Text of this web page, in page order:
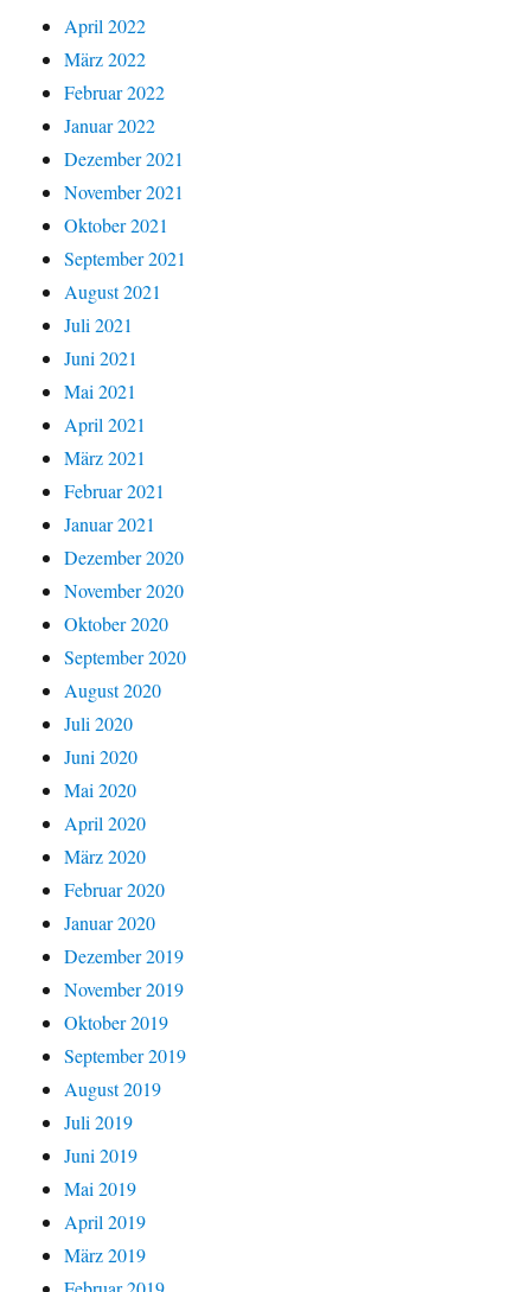
April 2022
März 2022
Februar 2022
Januar 2022
Dezember 2021
November 2021
Oktober 2021
September 2021
August 2021
Juli 2021
Juni 2021
Mai 2021
April 2021
März 2021
Februar 2021
Januar 2021
Dezember 2020
November 2020
Oktober 2020
September 2020
August 2020
Juli 2020
Juni 2020
Mai 2020
April 2020
März 2020
Februar 2020
Januar 2020
Dezember 2019
November 2019
Oktober 2019
September 2019
August 2019
Juli 2019
Juni 2019
Mai 2019
April 2019
März 2019